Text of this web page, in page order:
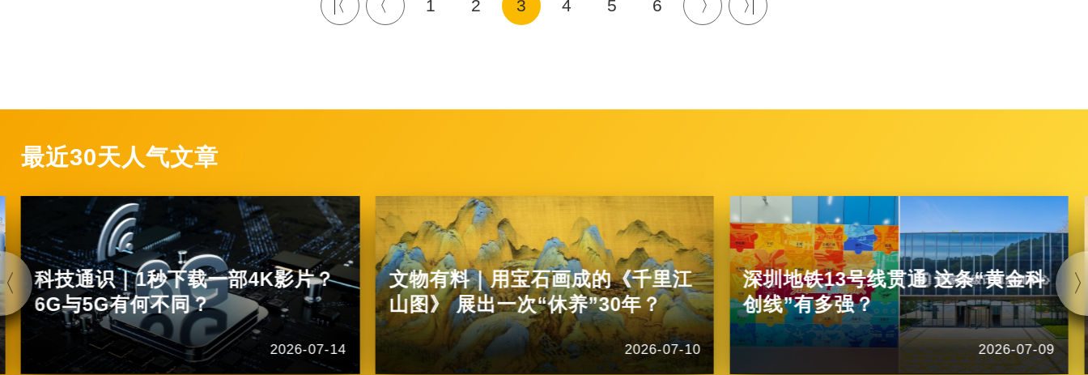
1 2 3 4 5 6
最近30天人气文章
科技通识｜1秒下载一部4K影片？
6G与5G有何不同？
2026-07-14
文物有料｜用宝石画成的《千里江
山图》 展出一次“休养”30年？
2026-07-10
深圳地铁13号线贯通 这条“黄金科
创线”有多强？
2026-07-09